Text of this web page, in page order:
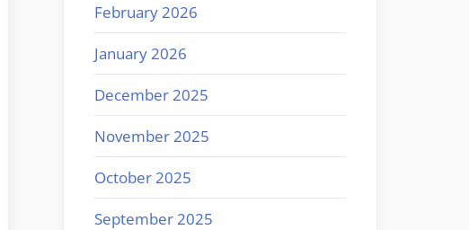
February 2026
January 2026
December 2025
November 2025
October 2025
September 2025